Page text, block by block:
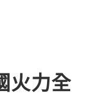
火力全